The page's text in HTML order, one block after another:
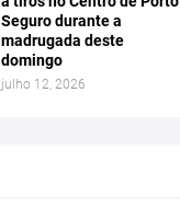
Seguro durante a
madrugada deste
domingo
julho 12, 2026